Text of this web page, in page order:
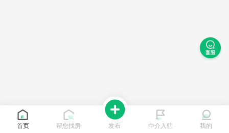
首页 帮您找房 发布 中介入驻 我的